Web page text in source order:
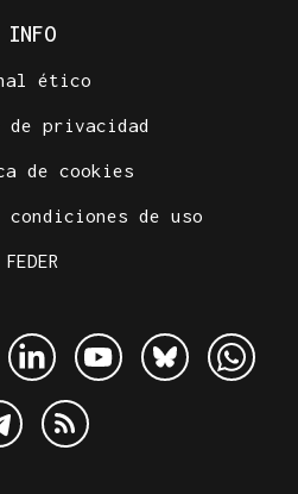
INFO
ético
privacidad
de cookies
de uso
FEDER